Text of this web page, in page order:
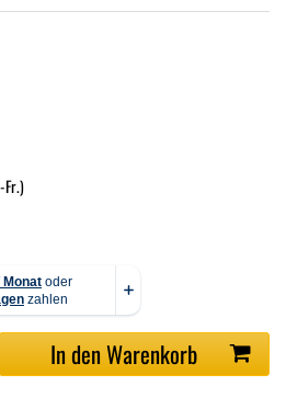
Fr.)
In den Warenkorb